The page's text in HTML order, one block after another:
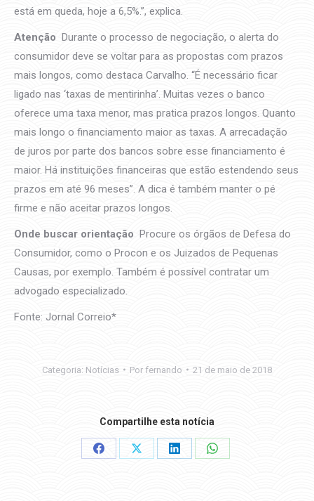
está em queda, hoje a 6,5%.”, explica.
Atenção Durante o processo de negociação, o alerta do
consumidor deve se voltar para as propostas com prazos
mais longos, como destaca Carvalho. “É necessário ficar
ligado nas ‘taxas de mentirinha’. Muitas vezes o banco
oferece uma taxa menor, mas pratica prazos longos. Quanto
mais longo o financiamento maior as taxas. A arrecadação
de juros por parte dos bancos sobre esse financiamento é
maior. Há instituições financeiras que estão estendendo seus
prazos em até 96 meses”. A dica é também manter o pé
firme e não aceitar prazos longos.
Onde buscar orientação Procure os órgãos de Defesa do
Consumidor, como o Procon e os Juizados de Pequenas
Causas, por exemplo. Também é possível contratar um
advogado especializado.
Fonte: Jornal Correio*
Categoria: Notícias Por fernando 21 de maio de 2018
Compartilhe esta notícia
Share
Share
Share
Share